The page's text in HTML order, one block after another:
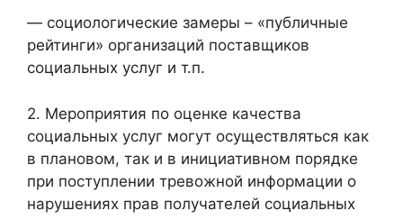
— социологические замеры – «публичные
рейтинги» организаций поставщиков
социальных услуг и т.п.
2. Мероприятия по оценке качества
социальных услуг могут осуществляться как
в плановом, так и в инициативном порядке
при поступлении тревожной информации о
нарушениях прав получателей социальных